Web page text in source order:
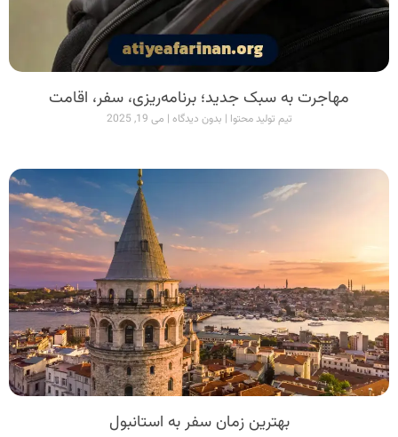
مهاجرت به سبک جدید؛ برنامه‌ریزی، سفر، اقامت
تیم تولید محتوا بدون دیدگاه می 19, 2025
بهترین زمان سفر به استانبول